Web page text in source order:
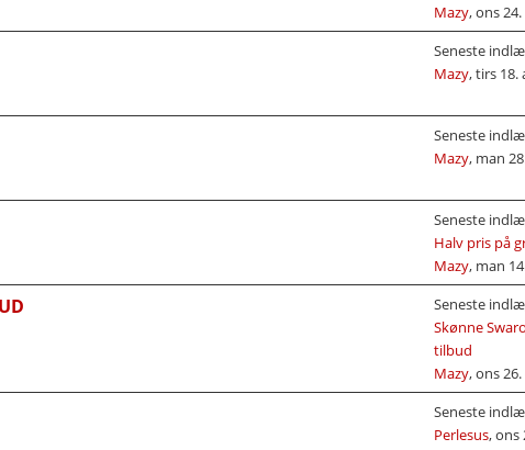
Mazy,ons
Seneste
Mazy,tirs 18.
Seneste
Mazy, man
Seneste
Halv pris på
Mazy, man
Seneste
Skønne
tilbud
Mazy,ons
Seneste
Perlesus,ons